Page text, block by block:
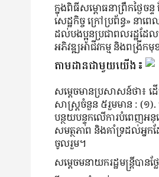
ក្នុងពិធីសម្ពោធនាព្រឹកថ្ងៃចន្
សេដ្ឋកិច្ច ក្រៅប្រព័ន្ធ» នា
ដល់បងប្អូនប្រជាពលរដ្ឋដែល
អភិវឌ្ឍអាជីវកម្ម និងពង្រីក
តាមដានជាមួយយើង៖
សម្តេចមានប្រសាសន៍ថា៖ ដើ
សាស្រ្តចំនួន ៥រួមមាន : (១
បន្ថយបន្ទុកលើការបំពេញអ
សមត្ថភាព និងគាំទ្រដល់អ្ន
ចូលរួម។
សម្តេចមនាយករដ្ឋមន្រ្តីបា